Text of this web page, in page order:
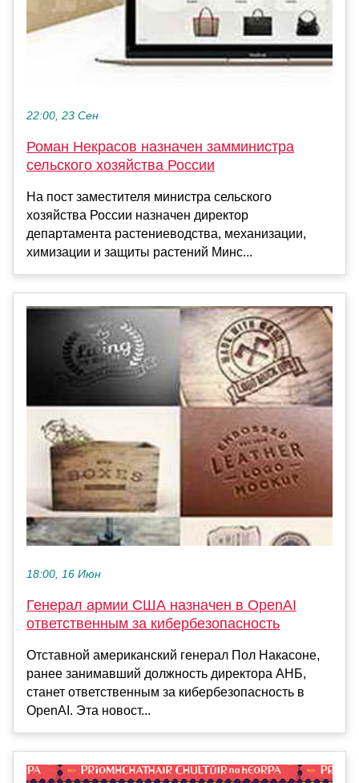
22:00, 23 Сен
Роман Некрасов назначен замминистра
сельского хозяйства России
На пост заместителя министра сельского
хозяйства России назначен директор
департамента растениеводства, механизации,
химизации и защиты растений Минс...
18:00, 16 Июн
Генерал армии США назначен в OpenAI
ответственным за кибербезопасность
Отставной американский генерал Пол Накасоне,
ранее занимавший должность директора АНБ,
станет ответственным за кибербезопасность в
OpenAI. Эта новост...